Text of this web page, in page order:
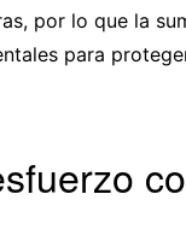
por lo que la
para